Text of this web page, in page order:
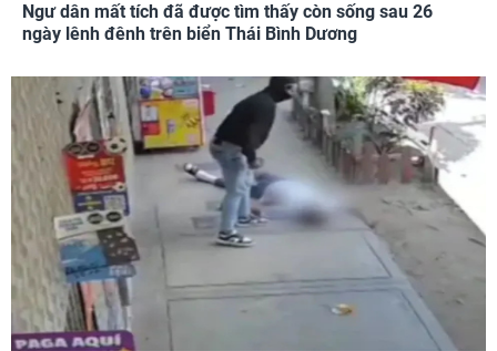
Ngư dân mất tích đã được tìm thấy còn sống sau 26
ngày lênh đênh trên biển Thái Bình Dương